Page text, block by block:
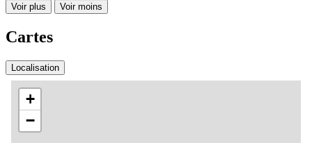
Voir plus Voir moins
Cartes
Localisation